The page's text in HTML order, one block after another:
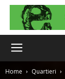
Home Quartieri